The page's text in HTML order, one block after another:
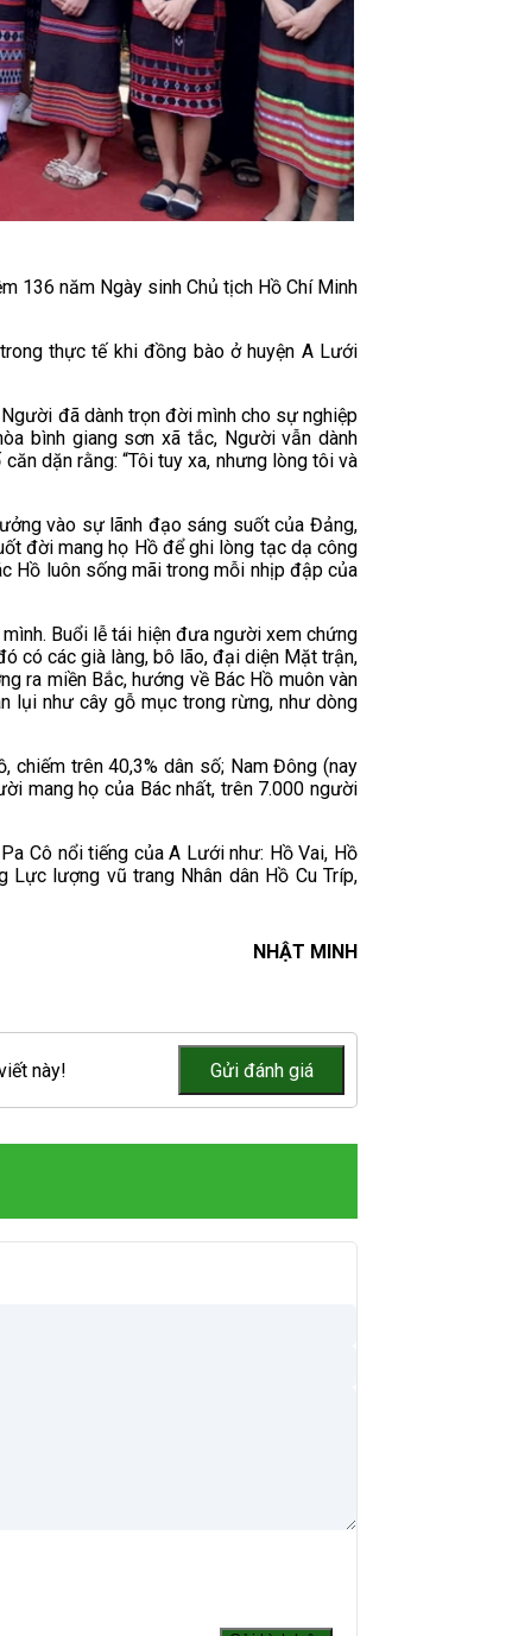
136 năm Ngày sinh Chủ tịch Hồ Chí Minh
thực tế khi đồng bào ở huyện A Lưới
đã dành trọn đời mình cho sự nghiệp
bình giang sơn xã tắc, Người vẫn dành
dặn rằng: “Tôi tuy xa, nhưng lòng tôi và
vào sự lãnh đạo sáng suốt của Đảng,
đời mang họ Hồ để ghi lòng tạc dạ công
Hồ luôn sống mãi trong mỗi nhịp đập của
Buổi lễ tái hiện đưa người xem chứng
có các già làng, bô lão, đại diện Mặt trận,
ra miền Bắc, hướng về Bác Hồ muôn vàn
lụi như cây gỗ mục trong rừng, như dòng
chiếm trên 40,3% dân số; Nam Đông (nay
mang họ của Bác nhất, trên 7.000 người
Cô nổi tiếng của A Lưới như: Hồ Vai, Hồ
Lực lượng vũ trang Nhân dân Hồ Cu Tríp,
NHẬT MINH
này!